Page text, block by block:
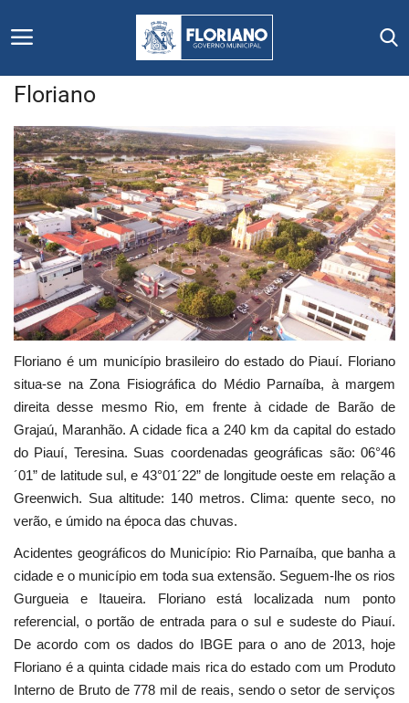
Início
Editais
Floriano
Secretarias e Órgãos
Mural de Licitações
Notícias
Vídeos
Webmail
Contato
Floriano
Floriano é um município brasileiro do estado do Piauí. Floriano
situa-se na Zona Fisiográfica do Médio Parnaíba, à margem
direita desse mesmo Rio, em frente à cidade de Barão de
Grajaú, Maranhão. A cidade fica a 240 km da capital do estado
do Piauí, Teresina. Suas coordenadas geográficas são: 06°46
´01” de latitude sul, e 43°01´22” de longitude oeste em relação a
Greenwich. Sua altitude: 140 metros. Clima: quente seco, no
verão, e úmido na época das chuvas.
Acidentes geográficos do Município: Rio Parnaíba, que banha a
cidade e o município em toda sua extensão. Seguem-lhe os rios
Gurgueia e Itaueira. Floriano está localizada num ponto
referencial, o portão de entrada para o sul e sudeste do Piauí.
De acordo com os dados do IBGE para o ano de 2013, hoje
Floriano é a quinta cidade mais rica do estado com um Produto
Interno de Bruto de 778 mil de reais, sendo o setor de serviços